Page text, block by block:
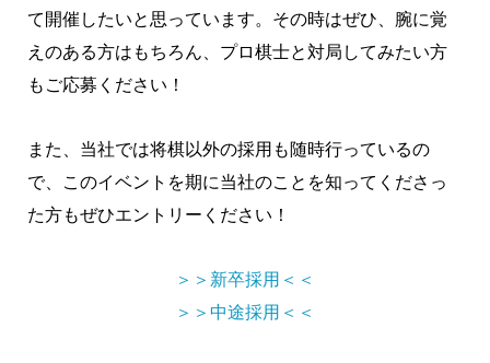
て開催したいと思っています。その時はぜひ、腕に覚
えのある方はもちろん、プロ棋士と対局してみたい方
もご応募ください！
また、当社では将棋以外の採用も随時行っているの
で、このイベントを期に当社のことを知ってくださっ
た方もぜひエントリーください！
＞＞新卒採用＜＜
＞＞中途採用＜＜